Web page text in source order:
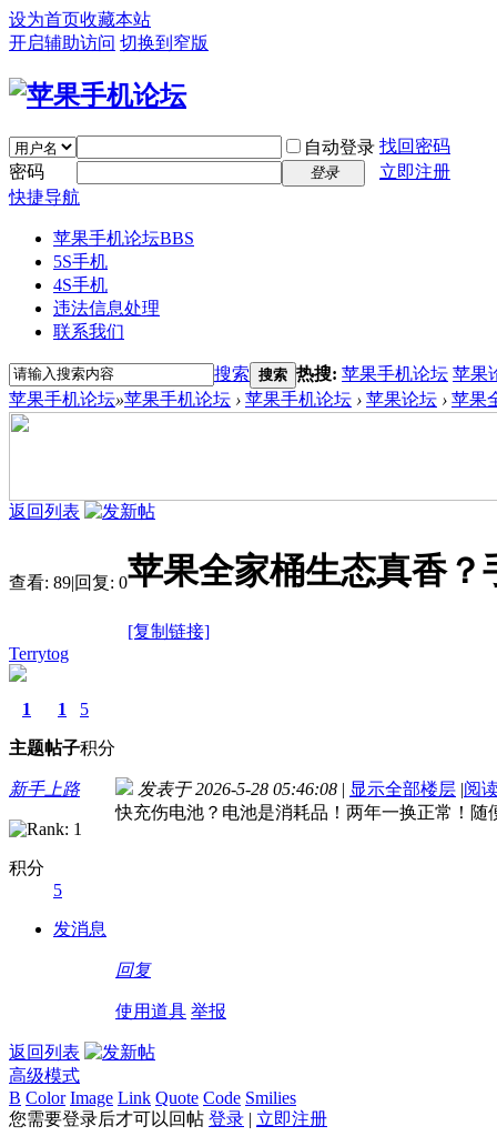
设为首页收藏本站
开启辅助访问 切换到窄版
自动登录 找回密码
密码
登录
立即注册
快捷导航
苹果手机论坛BBS
5S手机
4S手机
违法信息处理
联系我们
搜索 搜索 热搜: 苹果手机论坛 苹果
苹果手机论坛»苹果手机论坛 › 苹果手机论坛 › 苹果论坛 › 苹果
返回列表
查看: 89|回复: 0苹果全家桶生态真香
[复制链接]
Terrytog
1
主题
1
帖子
5
积分
新手上路
积分
5
发消息
发表于 2026-5-28 05:46:08 | 显示全部楼层 |阅
快充伤电池？电池是消耗品！两年一换正常！
回复
使用道具 举报
返回列表
高级模式
B Color Image Link Quote Code Smilies
您需要登录后才可以回帖 登录 | 立即注册